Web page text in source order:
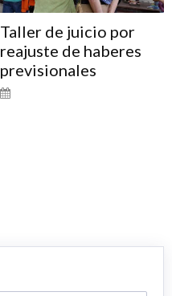
Taller de juicio por
reajuste de haberes
previsionales